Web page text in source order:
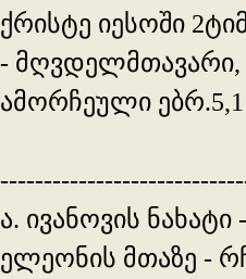
ქრისტე იესოში
- მღვდელმთავარი,
ამორჩეული ებრ.5,1
ა. ივანოვის ნახატი
ელეონის მთაზე -